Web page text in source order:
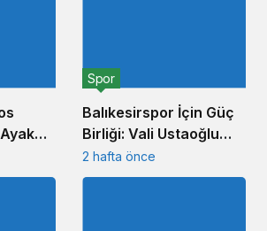
Balıkesirspor İçin Güç
Birliği: Vali Ustaoğlu
Tam Destek Verdi
Spor
2 hafta önce